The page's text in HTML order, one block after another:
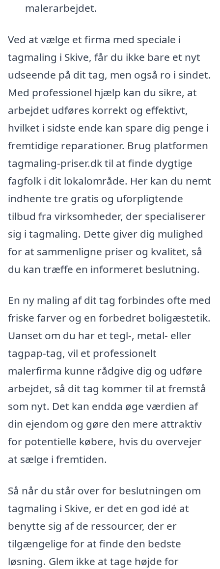
malerarbejdet.
Ved at vælge et firma med speciale i
tagmaling i Skive, får du ikke bare et nyt
udseende på dit tag, men også ro i sindet.
Med professionel hjælp kan du sikre, at
arbejdet udføres korrekt og effektivt,
hvilket i sidste ende kan spare dig penge i
fremtidige reparationer. Brug platformen
tagmaling-priser.dk til at finde dygtige
fagfolk i dit lokalområde. Her kan du nemt
indhente tre gratis og uforpligtende
tilbud fra virksomheder, der specialiserer
sig i tagmaling. Dette giver dig mulighed
for at sammenligne priser og kvalitet, så
du kan træffe en informeret beslutning.
En ny maling af dit tag forbindes ofte med
friske farver og en forbedret boligæstetik.
Uanset om du har et tegl-, metal- eller
tagpap-tag, vil et professionelt
malerfirma kunne rådgive dig og udføre
arbejdet, så dit tag kommer til at fremstå
som nyt. Det kan endda øge værdien af
din ejendom og gøre den mere attraktiv
for potentielle købere, hvis du overvejer
at sælge i fremtiden.
Så når du står over for beslutningen om
tagmaling i Skive, er det en god idé at
benytte sig af de ressourcer, der er
tilgængelige for at finde den bedste
løsning. Glem ikke at tage højde for